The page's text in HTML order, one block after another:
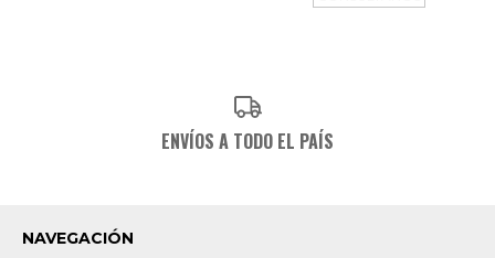
ENVÍOS A TODO EL PAÍS
NAVEGACIÓN